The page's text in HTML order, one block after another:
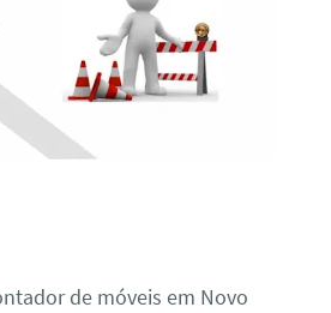
de móveis em Novo